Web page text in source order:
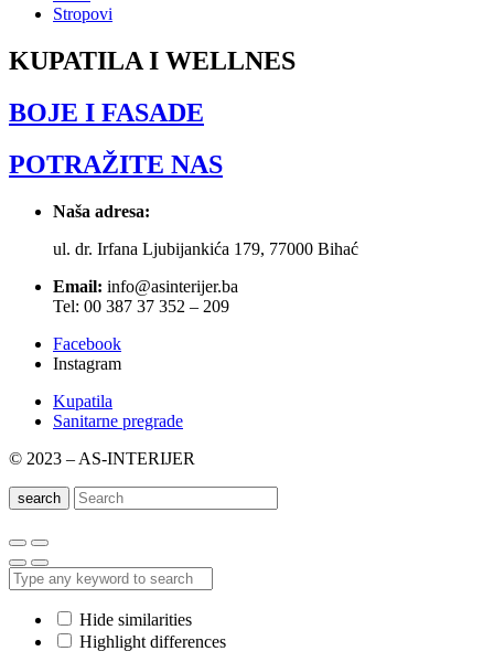
Stropovi
KUPATILA I WELLNES
BOJE I FASADE
POTRAŽITE NAS
Naša adresa:
ul. dr. Irfana Ljubijankića 179, 77000 Bihać
Email: info@asinterijer.ba
Tel: 00 387 37 352 – 209
Facebook
Instagram
Kupatila
Sanitarne pregrade
© 2023 – AS-INTERIJER
search
Hide similarities
Highlight differences